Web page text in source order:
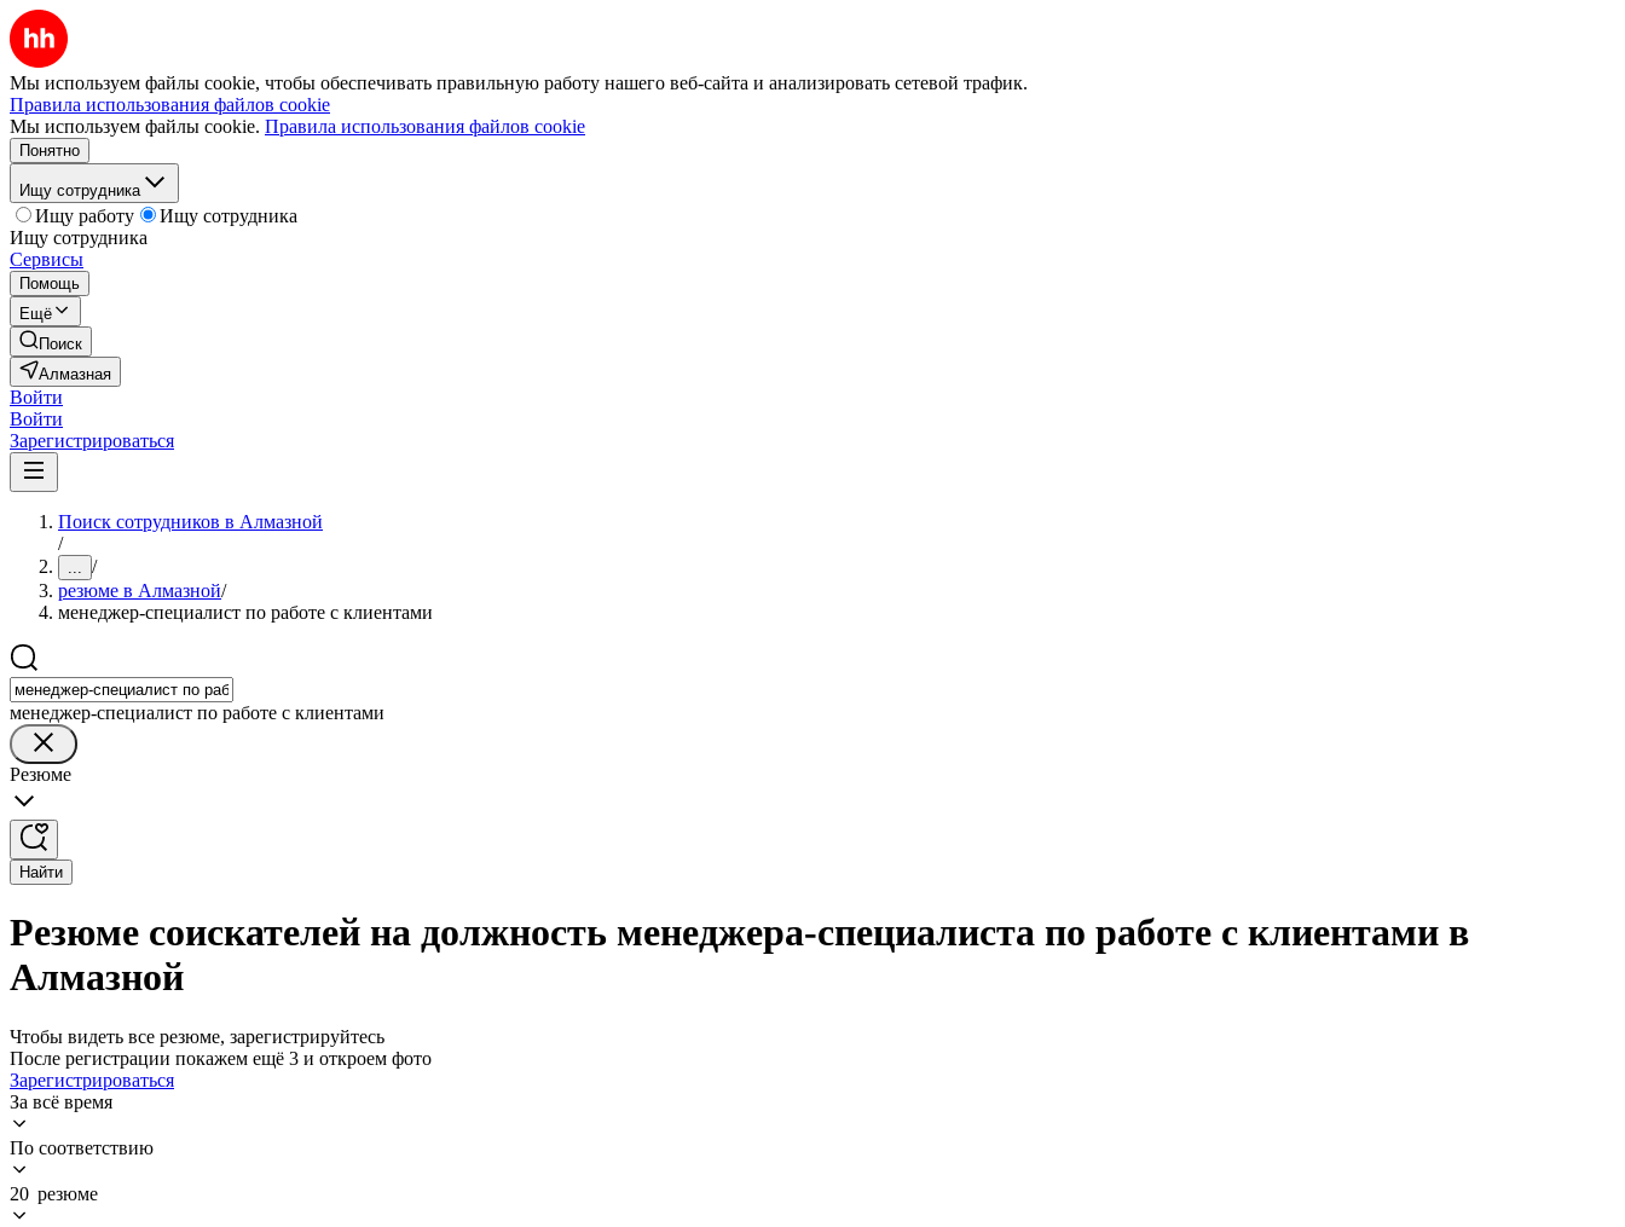
Мы используем файлы cookie, чтобы обеспечивать правильную работу нашего веб-сайта и анализировать сетевой трафик.
Правила использования файлов cookie
Мы используем файлы cookie. Правила использования файлов cookie
Понятно
Ищу сотрудника
Ищу работу
Ищу сотрудника
Ищу сотрудника
Сервисы
Помощь
Ещё
Поиск
Алмазная
Войти
Войти
Зарегистрироваться
Поиск сотрудников в Алмазной
/
... /
резюме в Алмазной/
менеджер-специалист по работе с клиентами
менеджер-специалист по работе с клиентами
Резюме
Найти
Резюме соискателей на должность менеджера-специалиста по работе с клиентами в
Алмазной
Чтобы видеть все резюме, зарегистрируйтесь
После регистрации покажем ещё 3 и откроем фото
Зарегистрироваться
За всё время
По соответствию
20 резюме